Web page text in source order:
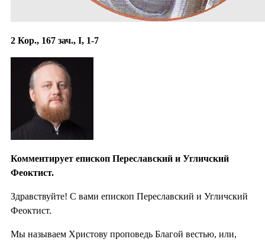
2 Кор., 167 зач., I, 1-7
Комментирует епископ Переславский и Угличский
Феоктист.
Здравствуйте! С вами епископ Переславский и Угличский
Феоктист.
Мы называем Христову проповедь Благой вестью, или,